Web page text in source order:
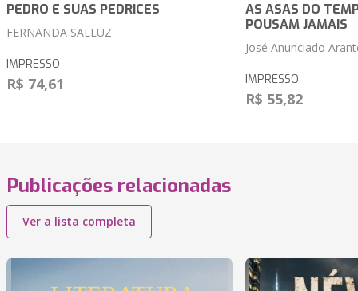
PEDRO E SUAS PEDRICES
FERNANDA SALLUZ
IMPRESSO
R$ 74,61
AS ASAS DO
POUSAM JAMAIS
José Anunciado
IMPRESSO
R$ 55,82
Publicações relacionadas
Ver a lista completa